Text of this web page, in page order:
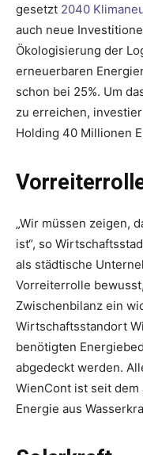
gesetzt 2040
auch neue
Ökologisierung der
erneuerbaren
schon bei 25%. Um
zu erreichen,
Holding 40 Millionen
„Wir müssen zeigen,
ist“, so
als städtische
Vorreiterrolle
Zwischenbilanz ein
Wirtschaftsstandort
benötigten
abgedeckt werden.
WienCont ist seit
Energie aus